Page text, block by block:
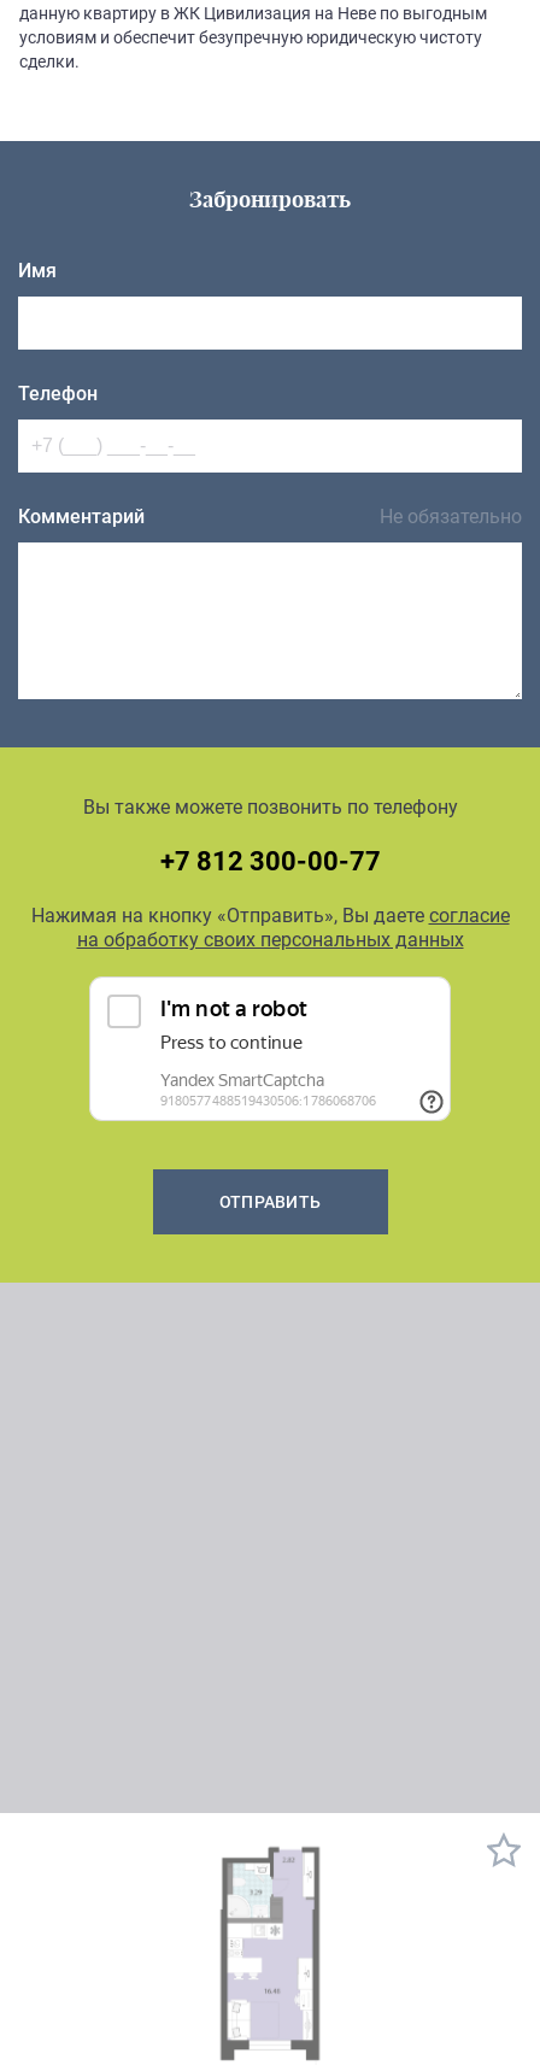
данную квартиру в ЖК Цивилизация на Неве по выгодным
условиям и обеспечит безупречную юридическую чистоту
сделки.
Забронировать
Имя
Телефон
Комментарий Не обязательно
Вы также можете позвонить по телефону
+7 812 300-00-77
Нажимая на кнопку «Отправить», Вы даете согласие
на обработку своих персональных данных
ОТПРАВИТЬ